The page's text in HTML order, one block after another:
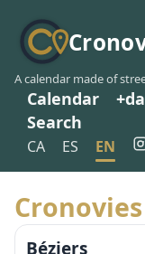
A calendar made of
Calendar
Search
CA ES EN
Béziers